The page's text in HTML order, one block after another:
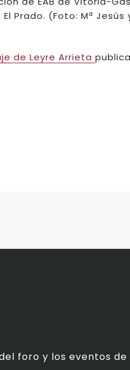
Prado. (Foto: Mª Jesús
de Leyre Arrieta
foro y los eventos de